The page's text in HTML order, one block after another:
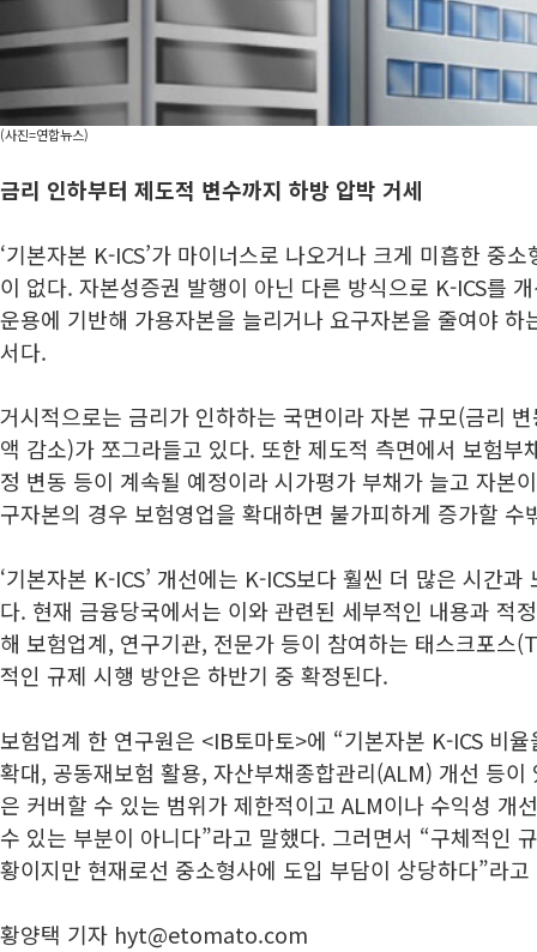
(사진=연합뉴스)
금리 인하부터 제도적 변수까지 하방 압박 거세
‘기본자본 K-ICS’가 마이너스로 나오거나 크게 미흡한 중
이 없다. 자본성증권 발행이 아닌 다른 방식으로 K-ICS를
운용에 기반해 가용자본을 늘리거나 요구자본을 줄여야
서다.
거시적으로는 금리가 인하하는 국면이라 자본 규모(금리
액 감소)가 쪼그라들고 있다. 또한 제도적 측면에서 보험부
정 변동 등이 계속될 예정이라 시가평가 부채가 늘고 자본
구자본의 경우 보험영업을 확대하면 불가피하게 증가할 수
‘기본자본 K-ICS’ 개선에는 K-ICS보다 훨씬 더 많은 시간
다. 현재 금융당국에서는 이와 관련된 세부적인 내용과 적
해 보험업계, 연구기관, 전문가 등이 참여하는 태스크포스
적인 규제 시행 방안은 하반기 중 확정된다.
보험업계 한 연구원은 <IB토마토>에 “기본자본 K-ICS 비
확대, 공동재보험 활용, 자산부채종합관리(ALM) 개선 등이
은 커버할 수 있는 범위가 제한적이고 ALM이나 수익성 개
수 있는 부분이 아니다”라고 말했다. 그러면서 “구체적인
황이지만 현재로선 중소형사에 도입 부담이 상당하다”라고
황양택 기자 hyt@etomato.com